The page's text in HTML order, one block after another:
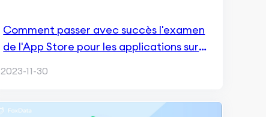
Comment passer avec succès l'examen
de l'App Store pour les applications sur
2023-11-30